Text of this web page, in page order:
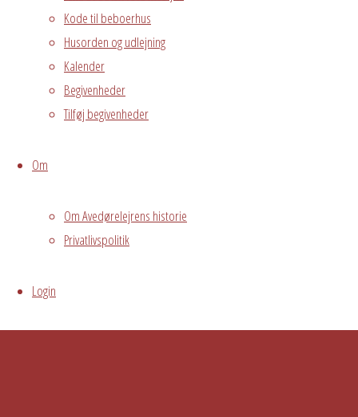
Kode til beboerhus
Husorden og udlejning
Kalender
Begivenheder
Tilføj begivenheder
Om
Om Avedørelejrens historie
Privatlivspolitik
Login